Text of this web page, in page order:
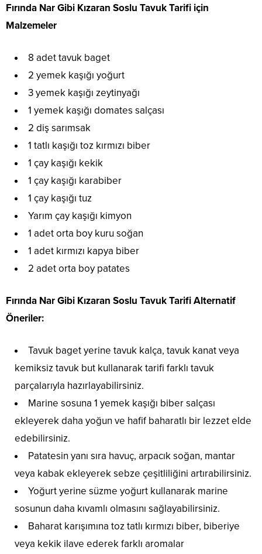
Fırında Nar Gibi Kızaran Soslu Tavuk Tarifi için
Malzemeler
8 adet tavuk baget
2 yemek kaşığı yoğurt
3 yemek kaşığı zeytinyağı
1 yemek kaşığı domates salçası
2 diş sarımsak
1 tatlı kaşığı toz kırmızı biber
1 çay kaşığı kekik
1 çay kaşığı karabiber
1 çay kaşığı tuz
Yarım çay kaşığı kimyon
1 adet orta boy kuru soğan
1 adet kırmızı kapya biber
2 adet orta boy patates
Fırında Nar Gibi Kızaran Soslu Tavuk Tarifi Alternatif
Öneriler:
Tavuk baget yerine tavuk kalça, tavuk kanat veya
kemiksiz tavuk but kullanarak tarifi farklı tavuk
parçalarıyla hazırlayabilirsiniz.
Marine sosuna 1 yemek kaşığı biber salçası
ekleyerek daha yoğun ve hafif baharatlı bir lezzet elde
edebilirsiniz.
Patatesin yanı sıra havuç, arpacık soğan, mantar
veya kabak ekleyerek sebze çeşitliliğini artırabilirsiniz.
Yoğurt yerine süzme yoğurt kullanarak marine
sosunun daha kıvamlı olmasını sağlayabilirsiniz.
Baharat karışımına toz tatlı kırmızı biber, biberiye
veya kekik ilave ederek farklı aromalar